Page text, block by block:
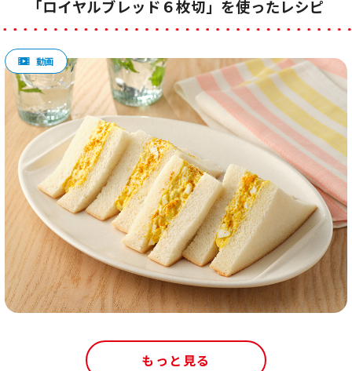
「ロイヤルブレッド６枚切」を使ったレシピ
もっと見る